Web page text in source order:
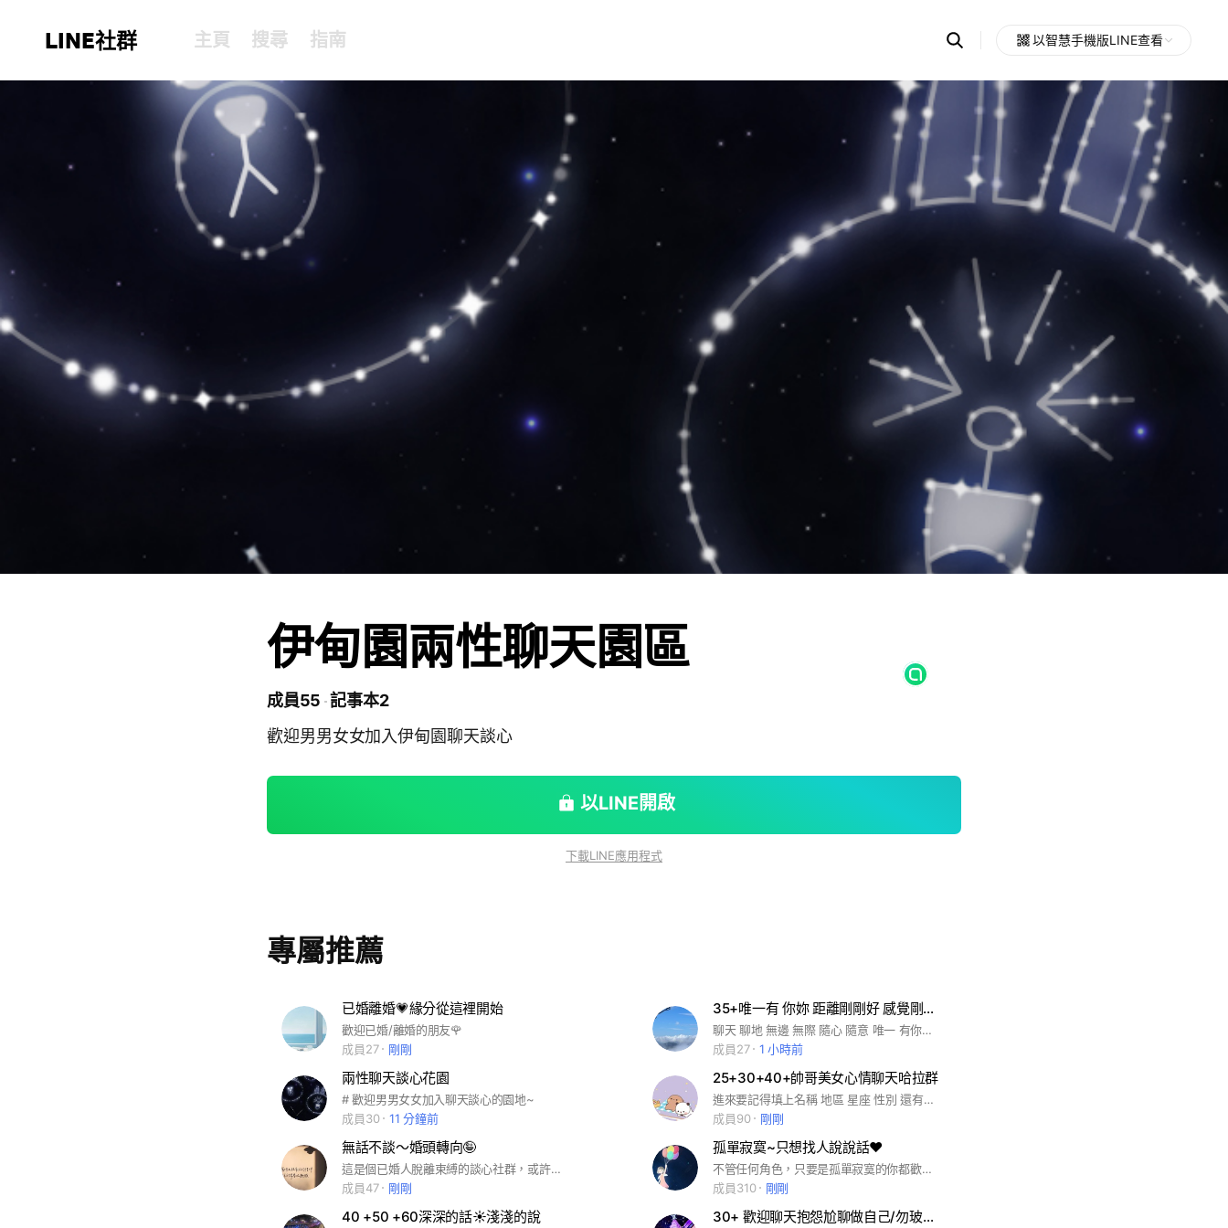
LINE社群 主頁 搜尋 指南 Search
OpenChats
messages
search
以智慧手機版LINE查看
伊甸園兩性聊天園區
成員55 記事本2
歡迎男男女女加入伊甸園聊天談心
以LINE開啟
下載LINE應用程式
專屬推薦
已婚離婚💗緣分從這裡開始
歡迎已婚/離婚的朋友🌹
成員27
剛剛
35+唯一有 你妳 距離剛剛好 感覺剛剛好 眾生皆草木 唯你是唯一
聊天 聊地 無邊 無際 隨心 隨意 唯一 有你（妳） 距離剛剛好。感覺剛剛好 原來愛得多深 笑得多真到最後 逝去沒一分可強留 茫然仰首蒼天 誰人躲藏在背後 啊 夢中想的都遺漏 原來每點温馨 每點歡欣每個夢 隨緣蕩至沒一分可強求 回頭看這一生 人如飛蟲墮網內 啊 恨的苦的須承受 你我隨緣曾邂逅 笑笑喊喊想起總荒謬 進進退退如何能永久 啊 冷冷暖暖都必須承受
成員27
1 小時前
兩性聊天談心花園
# 歡迎男男女女加入聊天談心的園地~
成員30
11 分鐘前
25+30+40+帥哥美女心情聊天哈拉群
進來要記得填上名稱 地區 星座 性別 還有頭貼要換本人照
成員90
剛剛
無話不談～婚頭轉向🤪
這是個已婚人脫離束縛的談心社群，或許能為你/妳提供暢談心事的環境 #已婚#曾婚#喪偶#失婚 #入內請上個人照認證
成員47
剛剛
孤單寂寞~只想找人說說話❤️
不管任何角色，只要是孤單寂寞的你都歡迎進來一起聊聊分享 有時候就算很忙碌，內心還是有很強的空虛感 就算身邊有很多人，但沒有一個人真正懂自己的孤寂感 因自己的角色擁有不自由的靈魂，常常過著孤單的生活 不管是什麼原因什麼角色，歡迎大家一起共同經營我們內心這一座不孤單的城堡🥰 孤單#孤獨#寂寞#孤寂感#一個人#說話#無聊#離婚#已婚#未婚#偽單親#單親#社恐#笑話#開心#快樂#悲傷#朋友#難過#美食#聊天#同溫層#冷暴力#家暴#婚外情#公婆#室友#餘生#搭伙#工作家庭#豬隊友#過客#情緒障礙#心情#心靈#心理#小孩#父母#旅行#台北#新北#台中#高雄#台南#雲林#花蓮#台東#嘉義#南投#新竹#桃園#彰化#苗栗#屏東#宜蘭#金門#馬祖#澎湖#北部#中部#南部#東部#失婚#愛情#美女#帥哥#說話#談心#孤獨#孤單#孤單寂寞#孤獨寂寞#焦慮#恐慌#憂鬱
成員310
剛剛
40 +50 +60深深的話☀️淺淺的說 30+ 歡迎聊天抱怨尬聊做自己/勿玻璃心